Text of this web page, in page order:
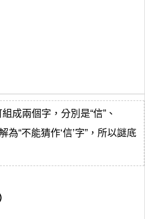
成兩個字，分別是“信”、
為“不能猜作‘信’字”，所以謎底